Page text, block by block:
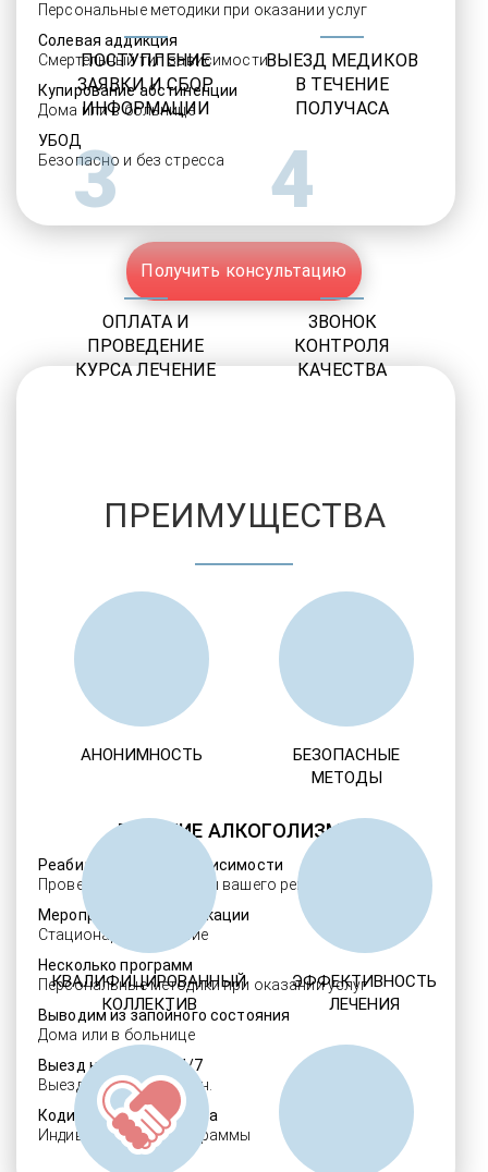
Персональные методики при оказании услуг
Солевая аддикция
Смертельный тип зависимости
Купирование абстиненции
Дома или в больнице
УБОД
Безопасно и без стресса
Получить консультацию
ЛЕЧЕНИЕ АЛКОГОЛИЗМА
Реабилитация алкозависимости
Проверенные ребцентры вашего региона
Мероприятия детоксикации
Стационарное лечение
Несколько программ
Персональные методики при оказании услуг
Выводим из запойного состояния
Дома или в больнице
Выезд нарколога 24/7
Выезд в течение 30 мин.
Кодировка алкоголизма
Индивидуальные программы
ПОСТУПЛЕНИЕ
ЗАЯВКИ И СБОР
ИНФОРМАЦИИ
ВЫЕЗД МЕДИКОВ
В ТЕЧЕНИЕ
ПОЛУЧАСА
3
ОПЛАТА И
ПРОВЕДЕНИЕ
КУРСА ЛЕЧЕНИЕ
4
ЗВОНОК
КОНТРОЛЯ
КАЧЕСТВА
ПРЕИМУЩЕСТВА
АНОНИМНОСТЬ
БЕЗОПАСНЫЕ
МЕТОДЫ
КВАЛИФИЦИРОВАННЫЙ
КОЛЛЕКТИВ
ЭФФЕКТИВНОСТЬ
ЛЕЧЕНИЯ